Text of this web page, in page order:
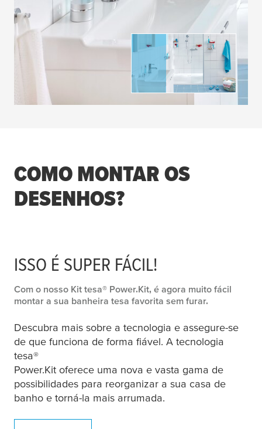
COMO MONTAR OS
DESENHOS?
ISSO É SUPER FÁCIL!
Com o nosso Kit tesa® Power.Kit, é agora muito fácil
montar a sua banheira tesa favorita sem furar.
Descubra mais sobre a tecnologia e assegure-se
de que funciona de forma fiável. A tecnologia
tesa®
Power.Kit oferece uma nova e vasta gama de
possibilidades para reorganizar a sua casa de
banho e torná-la mais arrumada.